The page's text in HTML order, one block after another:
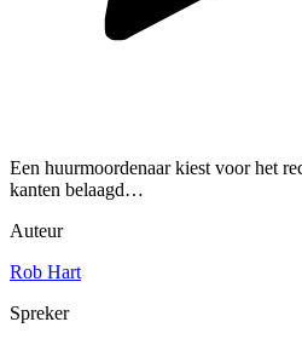
Een huurmoordenaar kiest voor het
kanten belaagd…
Auteur
Rob Hart
Spreker